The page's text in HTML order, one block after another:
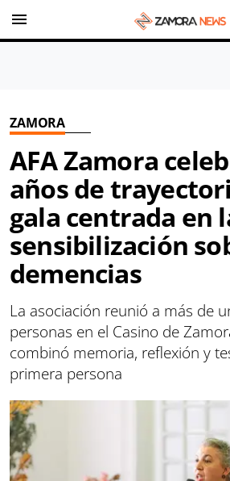
menu
ZAMORA
AFA Zamora
años de
gala centrada en
sensibilización
demencias
La asociación reunió a más de
personas en el Casino de
combinó memoria, reflexión y
primera persona